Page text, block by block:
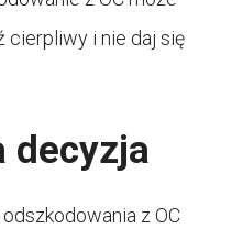
cierpliwy i nie daj się
decyzja
z OC